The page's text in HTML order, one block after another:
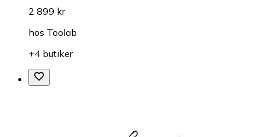
2 899 kr
hos Toolab
+4 butiker